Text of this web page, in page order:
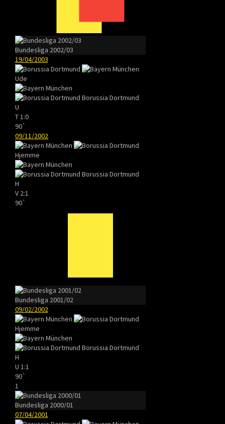
Bundesliga 2002/03
19/04/2003
Ude
Borussia Dortmund
U
T 1:0
90`
09/11/2002
Hjemme
Borussia Dortmund
H
V 2:1
90`
Bundesliga 2001/02
09/02/2002
Hjemme
Borussia Dortmund
H
U 1:1
90`
1
Bundesliga 2000/01
07/04/2001